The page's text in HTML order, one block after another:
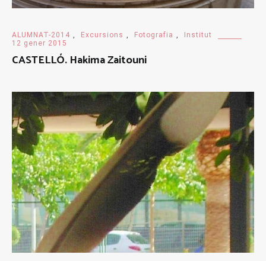
ALUMNAT-2014 , Excursions , Fotografia ,
Institut
12 gener 2015
CASTELLÓ. Hakima Zaitouni